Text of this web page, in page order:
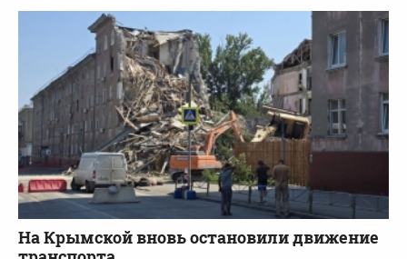
На Крымской вновь остановили движение